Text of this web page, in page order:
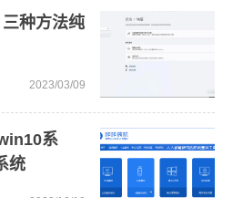
种方法纯
2023/03/09
系
统